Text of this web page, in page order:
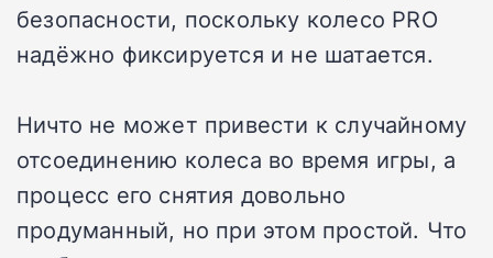
безопасности, поскольку колесо PRO
надёжно фиксируется и не шатается.
Ничто не может привести к случайному
отсоединению колеса во время игры, а
процесс его снятия довольно
продуманный, но при этом простой. Что